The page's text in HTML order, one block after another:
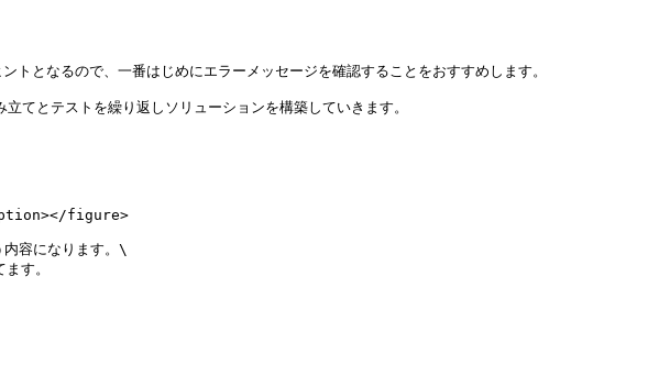
るので、一番はじめにエラーメッセージを確認することをおすすめします。
てとテストを繰り返しソリューションを構築していきます。
figure>
容になります。\
す。